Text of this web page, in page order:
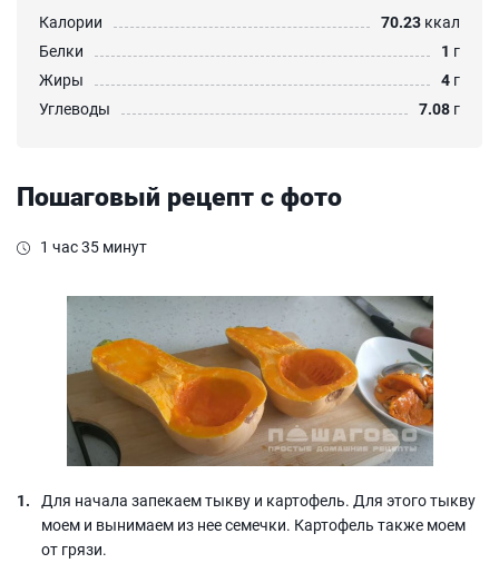
Калории
70.23 ккал
Белки
1 г
Жиры
4 г
Углеводы
7.08 г
Пошаговый рецепт с фото
1 час 35 минут
Для начала запекаем тыкву и картофель. Для этого тыкву
моем и вынимаем из нее семечки. Картофель также моем
от грязи.